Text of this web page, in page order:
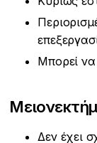
Μπορεί να
Δεν έχει